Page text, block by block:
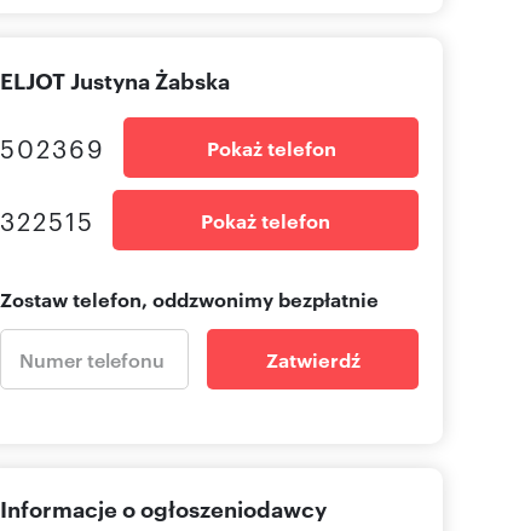
ELJOT Justyna Żabska
502369 Pokaż telefon
322515 Pokaż telefon
Zostaw telefon, oddzwonimy bezpłatnie
Zatwierdź
Informacje o ogłoszeniodawcy